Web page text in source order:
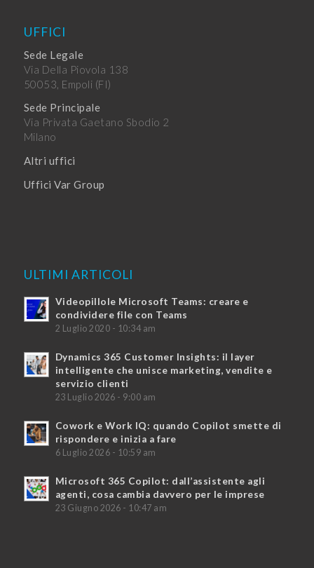
UFFICI
Sede Legale
Via Della Piovola 138
50053, Empoli (FI)
Sede Principale
Via Privata Gaetano Sbodio 2
Milano
Altri uffici
Uffici Var Group
ULTIMI ARTICOLI
Videopillole Microsoft Teams: creare e
condividere file con Teams
2 Luglio 2020 - 10:34 am
Dynamics 365 Customer Insights: il layer
intelligente che unisce marketing, vendite e
servizio clienti
23 Luglio 2026 - 9:00 am
Cowork e Work IQ: quando Copilot smette di
rispondere e inizia a fare
6 Luglio 2026 - 10:59 am
Microsoft 365 Copilot: dall’assistente agli
agenti, cosa cambia davvero per le imprese
23 Giugno 2026 - 10:47 am